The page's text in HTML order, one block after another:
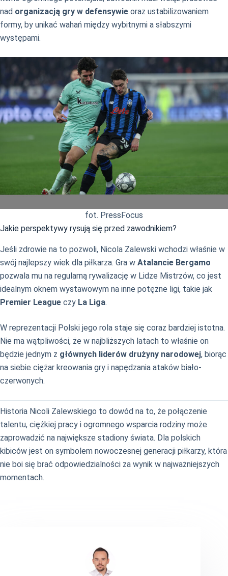
nad organizacją gry w defensywie oraz ustabilizowaniem
formy, by unikać wahań między wybitnymi a słabszymi
występami.
fot. PressFocus
Jakie perspektywy rysują się przed zawodnikiem?
Jeśli zdrowie na to pozwoli, Nicola Zalewski wchodzi właśnie w
swój najlepszy wiek dla piłkarza. Gra w Atalancie Bergamo
pozwala mu na regularną rywalizację w Lidze Mistrzów, co jest
idealnym oknem wystawowym na inne potężne ligi, takie jak
Premier League czy La Liga.
W reprezentacji Polski jego rola staje się coraz bardziej istotna.
Nie ma wątpliwości, że w najbliższych latach to właśnie on
będzie jednym z głównych liderów drużyny narodowej, biorąc
na siebie ciężar kreowania gry i napędzania ataków biało-
czerwonych.
Historia Nicoli Zalewskiego to dowód na to, że połączenie
talentu, ciężkiej pracy i ogromnego wsparcia rodziny może
zaprowadzić na największe stadiony świata. Dla polskich
kibiców jest on symbolem nowoczesnej generacji piłkarzy, która
nie boi się brać odpowiedzialności za wynik w najważniejszych
momentach.